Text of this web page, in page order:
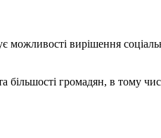
можливості вирішення
більшості громадян, в тому